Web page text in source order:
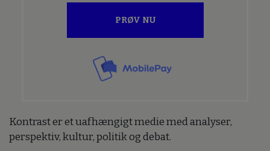
PRØV NU
Kontrast er et uafhængigt medie med analyser,
perspektiv, kultur, politik og debat.